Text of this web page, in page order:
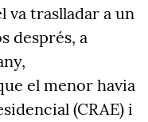
va traslladar a un
després, a
el menor havia
(CRAE) i